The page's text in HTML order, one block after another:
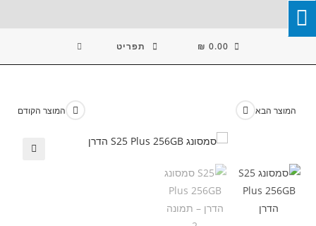
Skip
To
₪ 0.00 תפריט
המוצר הקודם המוצר הבא